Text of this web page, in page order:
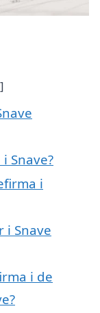
Snave?
i
i Snave
i de